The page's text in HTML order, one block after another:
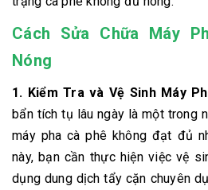
Cách Sửa Chữa Máy
Nóng
1. Kiểm Tra và Vệ Sinh Máy
bẩn tích tụ lâu ngày là một trong
máy pha cà phê không đạt đủ
này, bạn cần thực hiện việc vệ
dụng dung dịch tẩy cặn chuyên